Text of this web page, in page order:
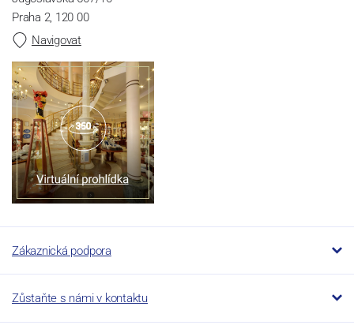
Praha 2, 120 00
Navigovat
Zákaznická podpora
Zůstaňte s námi v kontaktu